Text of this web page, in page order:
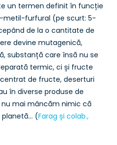
un termen definit în funcție
metil-furfural (pe scurt: 5-
de la o cantitate de
devine mutagenică,
substanță care însă nu se
termic, ci și fructe
de fructe, deserturi
în diverse produse de
mai mâncăm nimic că
(Farag și colab.,